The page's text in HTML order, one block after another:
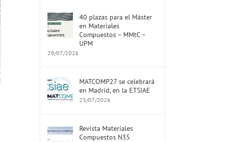
40 plazas para el Máster
en Materiales
Compuestos – MMtC –
UPM
29/07/2026
MATCOMP27 se celebrará
en Madrid, en la ETSIAE
23/07/2026
Revista Materiales
Compuestos N35